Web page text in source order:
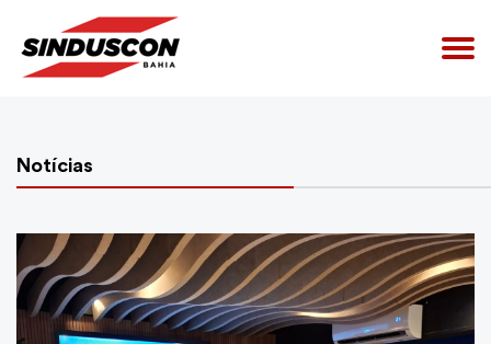
Home
Quem Somos
Notícias